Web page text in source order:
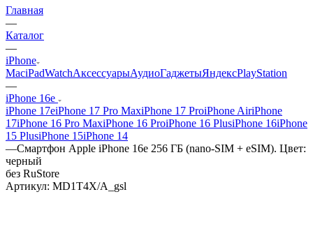
Главная
—
Каталог
—
iPhone
MaciPadWatchАксессуарыАудиоГаджетыЯндексPlayStation
—
iPhone 16e
iPhone 17eiPhone 17 Pro MaxiPhone 17 ProiPhone AiriPhone
17iPhone 16 Pro MaxiPhone 16 ProiPhone 16 PlusiPhone 16iPhone
15 PlusiPhone 15iPhone 14
—Смартфон Apple iPhone 16e 256 ГБ (nano-SIM + eSIM). Цвет:
черный
без RuStore
Артикул: MD1T4X/A_gsl